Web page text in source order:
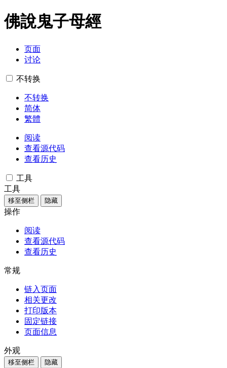
佛說鬼子母經
页面
讨论
不转换
不转换
简体
繁體
阅读
查看源代码
查看历史
工具
工具
移至侧栏 隐藏
操作
阅读
查看源代码
查看历史
常规
链入页面
相关更改
打印版本
固定链接
页面信息
外观
移至侧栏 隐藏